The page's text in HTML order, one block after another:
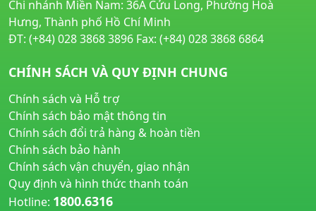
Chi nhánh Miền Nam: 36A Cửu Long, Phường Hoà
Hưng, Thành phố Hồ Chí Minh
ĐT: (+84) 028 3868 3896 Fax: (+84) 028 3868 6864
CHÍNH SÁCH VÀ QUY ĐỊNH CHUNG
Chính sách và Hỗ trợ
Chính sách bảo mật thông tin
Chính sách đổi trả hàng & hoàn tiền
Chính sách bảo hành
Chính sách vận chuyển, giao nhận
Quy định và hình thức thanh toán
Hotline: 1800.6316